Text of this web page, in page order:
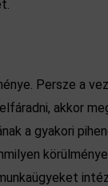
Persze a
akkor
a gyakori